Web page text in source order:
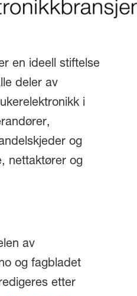
en ideell stiftelse
deler av
i
og
nettaktører og
av
og fagbladet
etter